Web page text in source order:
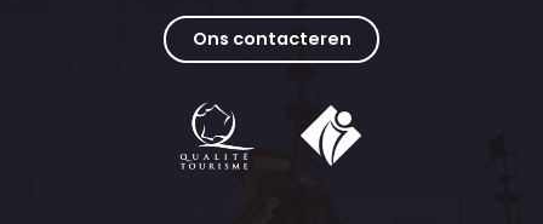
Ons contacteren